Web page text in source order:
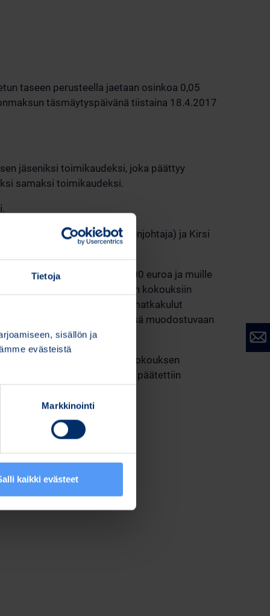
Tietoja
sisällön ja
evästeistä
Markkinointi
kaikki evästeet
taseen perusteella jaetaan osinkoa 0,05
täsmäytyspäivänä tiistaina 18.4.2017
jäseniksi toimikaudeksi, joka päättyy
samaksi toimikaudeksi.
(valiokunnan puheenjohtaja) ja Kirsi
puheenjohtajalle 3 500 euroa ja muille
hallituksen valiokuntien kokouksiin
Hallituksen jäsenten matkakulut
julkisessa kaupankäynnissä muodostuvaan
varsinaisen yhtiökokouksen
Tilintarkastajalle päätettiin
antamisesta.